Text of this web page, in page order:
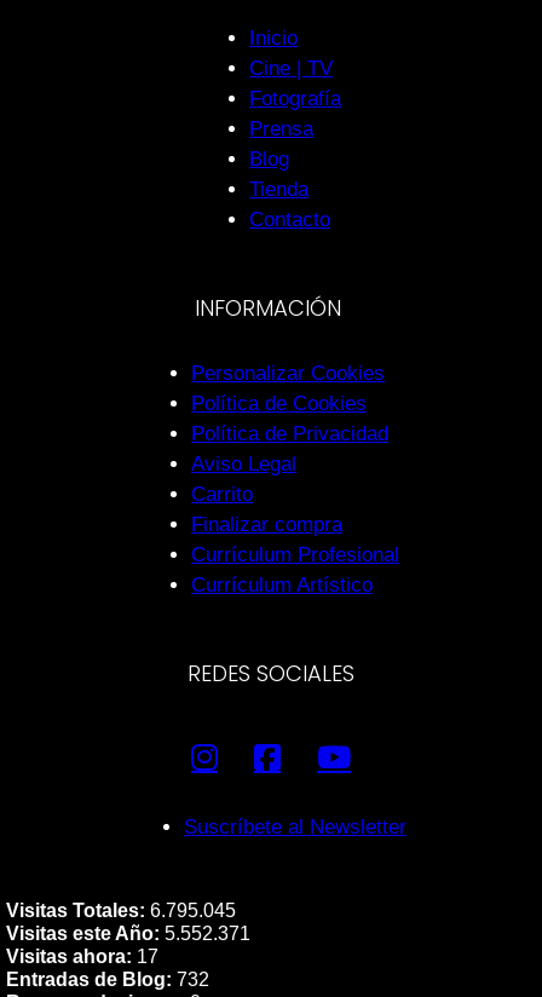
Inicio
Cine | TV
Fotografía
Prensa
Blog
Tienda
Contacto
INFORMACIÓN
Personalizar Cookies
Política de Cookies
Política de Privacidad
Aviso Legal
Carrito
Finalizar compra
Currículum Profesional
Currículum Artístico
REDES SOCIALES
Suscríbete al Newsletter
Visitas Totales: 6.795.045
Visitas este Año: 5.552.371
Visitas ahora: 17
Entradas de Blog: 732